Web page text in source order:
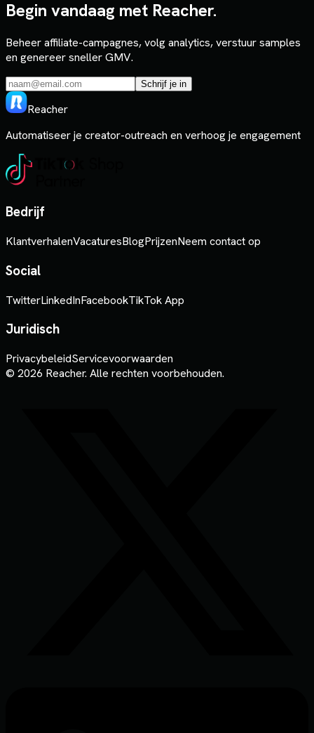
Begin vandaag met Reacher.
Beheer affiliate-campagnes, volg analytics, verstuur samples
en genereer sneller GMV.
Schrijf je in
Reacher
Automatiseer je creator-outreach en verhoog je engagement
Bedrijf
KlantverhalenVacaturesBlogPrijzenNeem contact op
Social
TwitterLinkedInFacebookTikTok App
Juridisch
PrivacybeleidServicevoorwaarden
© 2026 Reacher. Alle rechten voorbehouden.